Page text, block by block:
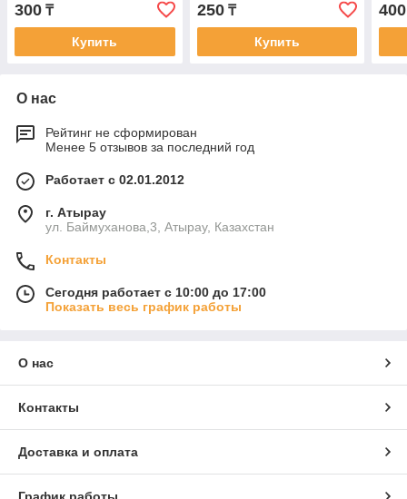
300 ₸
Купить
250₸
Купить
400
О нас
Рейтинг не сформирован
Менее 5 отзывов за последний год
Работает с 02.01.2012
г. Атырау
ул. Баймуханова,3, Атырау, Казахстан
Контакты
Сегодня работает с 10:00 до 17:00
Показать весь график работы
О нас
Контакты
Доставка и оплата